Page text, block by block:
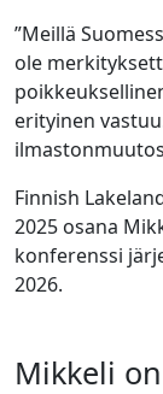
”Meillä
ole
erityinen
Finnish
2025 osana
konferenssi
2026.
Mikkeli